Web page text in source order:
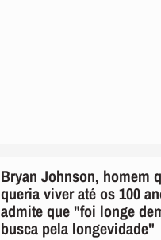
Bryan Johnson, homem
queria viver até os 100
admite que "foi longe
busca pela longevidade"